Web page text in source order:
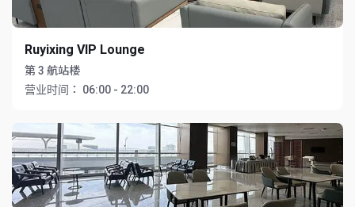
Ruyixing VIP Lounge
第 3 航站楼
营业时间：
06:00 - 22:00